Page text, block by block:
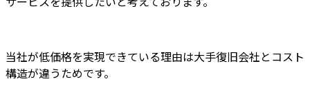
当社が低価格を実現できている理由は大手復旧会社とコスト
構造が違うためです。